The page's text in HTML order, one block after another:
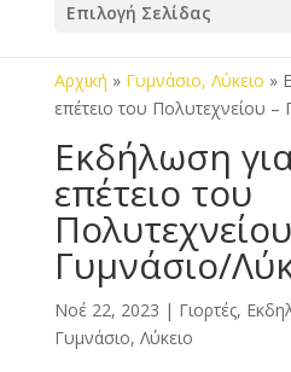
Επιλογή Σελίδας
Αρχική » Γυμνάσιο, Λύκειο »
επέτειο του Πολυτεχνείου –
Εκδήλωση
επέτειο του
Γυμνάσιο/
Νοέ 22, 2023 | Γιορτές,
Γυμνάσιο, Λύκειο